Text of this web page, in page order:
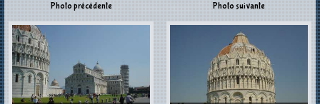
Photo précédente Photo suivante